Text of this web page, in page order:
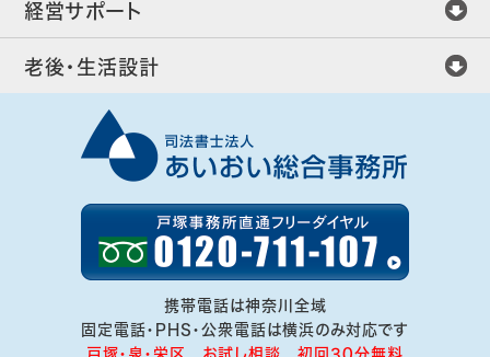
経営サポート
老後・生活設計
携帯電話は神奈川全域
固定電話・PHS・公衆電話は横浜のみ対応です
戸塚・泉・栄区 お試し相談 初回30分無料